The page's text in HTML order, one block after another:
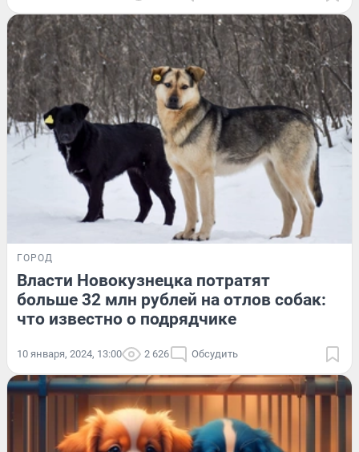
ГОРОД
Власти Новокузнецка потратят
больше 32 млн рублей на отлов собак:
что известно о подрядчике
10 января, 2024, 13:00 2 626 Обсудить